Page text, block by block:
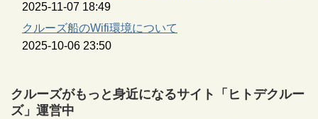
2025-11-07 18:49
クルーズ船のWifi環境について
2025-10-06 23:50
クルーズがもっと身近になるサイト「ヒトデクルー
ズ」運営中